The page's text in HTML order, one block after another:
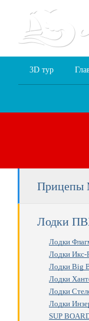
3D тур
Лодки
Лодки
Лодки Икс-
Лодки Big
Лодки
Лодки
Лодки
SUP